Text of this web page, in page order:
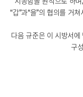
“갑”과“을”의 협의를 거
다음 규준은 이 시방서
구